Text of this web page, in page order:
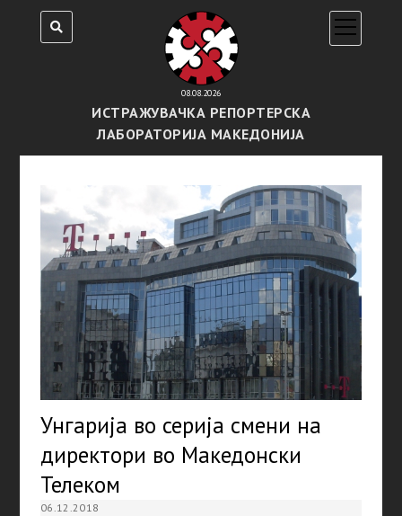
08.08.2026
ИСТРАЖУВАЧКА РЕПОРТЕРСКА
ЛАБОРАТОРИЈА МАКЕДОНИЈА
open
menu
Унгарија во серија смени на
директори во Македонски
Телеком
06.12.2018